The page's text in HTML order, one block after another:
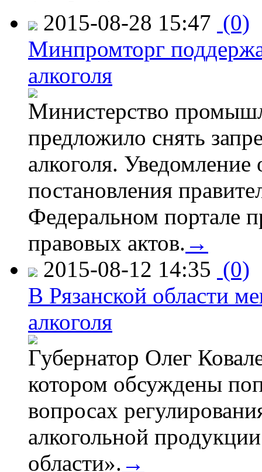
2015-08-28 15:47 (0)
Минпромторг
алкоголя
Министерство
предложило снять
алкоголя. Уведомление
постановления
Федеральном портале
правовых актов. →
2015-08-12 14:35 (0)
В Рязанской области
алкоголя
Губернатор Олег
котором обсуждены
вопросах
алкогольной
области». →